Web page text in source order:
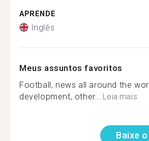
APRENDE
Inglês
Meus assuntos favoritos
Football, news all around the
development, other... Leia mais
Baixe